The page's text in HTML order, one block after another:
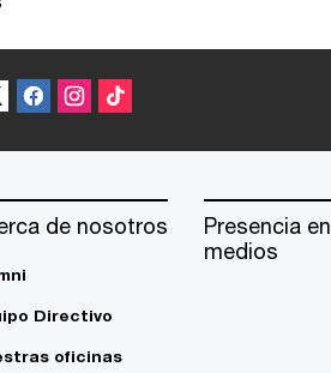
de nosotros
Directivo
oficinas
Presencia en
medios